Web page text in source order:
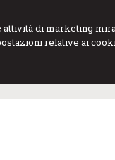
di marketing
relative ai